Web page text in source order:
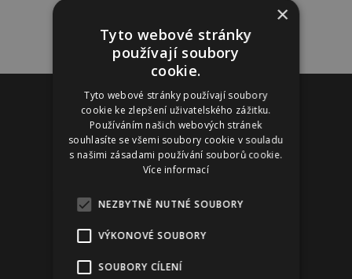
×
Tyto webové stránky
používají soubory
cookie.
Tyto webové stránky používají soubory
cookie ke zlepšení uživatelského zážitku.
Používáním našich webových stránek
souhlasíte se všemi soubory cookie v souladu
s našimi zásadami používání souborů cookie.
Více informací
NEZBYTNĚ NUTNÉ SOUBORY
VÝKONOVÉ SOUBORY
SOUBORY CÍLENÍ